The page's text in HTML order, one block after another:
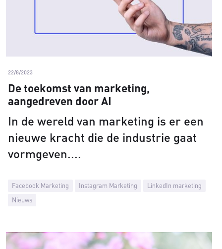
Facebook Marketing Instagram Marketing
LinkedIn marketing
Nieuws
22/8/2023
De toekomst van marketing,
aangedreven door AI
In de wereld van marketing is er een
nieuwe kracht die de industrie gaat
vormgeven.